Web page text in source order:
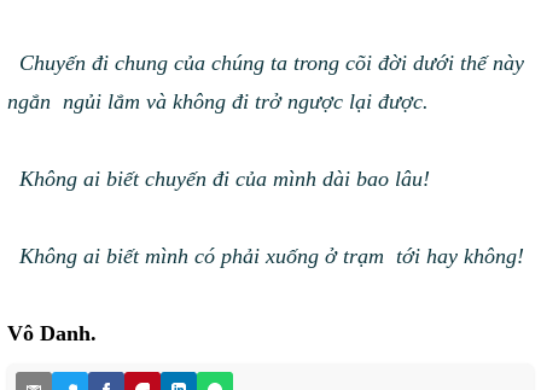
Chuyến đi chung của chúng ta trong cõi đời dưới thế này
ngắn ngủi lắm và không đi trở ngược lại được.
Không ai biết chuyến đi của mình dài bao lâu!
Không ai biết mình có phải xuống ở trạm tới hay không!
Vô Danh.